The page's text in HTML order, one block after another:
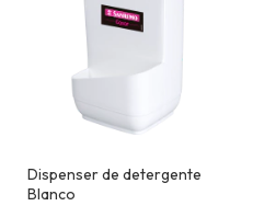
Dispenser de detergente
Blanco